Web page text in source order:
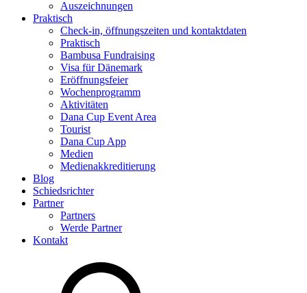
Auszeichnungen
Praktisch
Check-in, öffnungszeiten und kontaktdaten
Praktisch
Bambusa Fundraising
Visa für Dänemark
Eröffnungsfeier
Wochenprogramm
Aktivitäten
Dana Cup Event Area
Tourist
Dana Cup App
Medien
Medienakkreditierung
Blog
Schiedsrichter
Partner
Partners
Werde Partner
Kontakt